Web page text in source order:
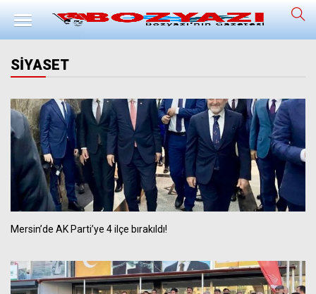
SİYASET
Mersin’de AK Parti’ye 4 ilçe bırakıldı!